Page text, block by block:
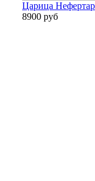
Царица
8900 руб